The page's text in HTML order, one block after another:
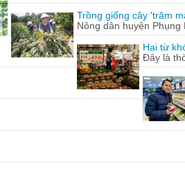
Trồng giống cây 'trăm
Nông dân huyện Phụng
Hai từ
Đây là